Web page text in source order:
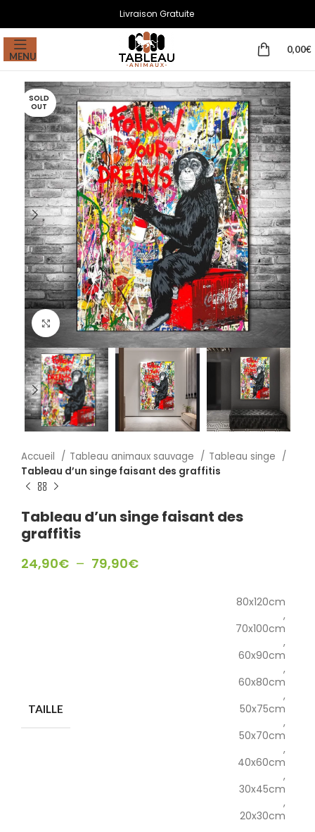
Livraison Gratuite
MENU
0,00€
SOLD
OUT
Click to enlarge
Accueil Tableau animaux sauvage
Tableau singe
Tableau d’un singe faisant des graffitis
Tableau d’un singe faisant des
graffitis
24,90€ – 79,90€
TAILLE
80x120cm
,
70x100cm
,
60x90cm
,
60x80cm
,
50x75cm
,
50x70cm
,
40x60cm
,
30x45cm
,
20x30cm